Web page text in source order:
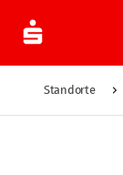
Standorte